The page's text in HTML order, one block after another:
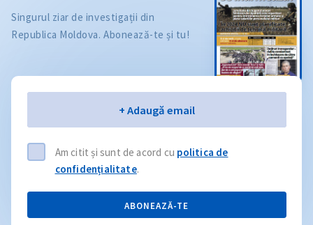
Singurul ziar de investigații din
Republica Moldova. Abonează-te și tu!
+ Adaugă email
Am citit și sunt de acord cu politica de
confidențialitate.
ABONEAZĂ-TE